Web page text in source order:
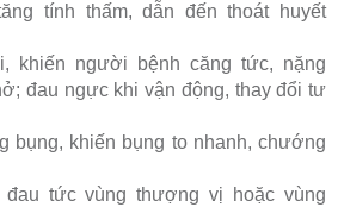
tính thấm, dẫn đến thoát huyết
khiến người bệnh căng tức, nặng
đau ngực khi vận động, thay đổi tư
bụng, khiến bụng to nhanh, chướng
đau tức vùng thượng vị hoặc vùng